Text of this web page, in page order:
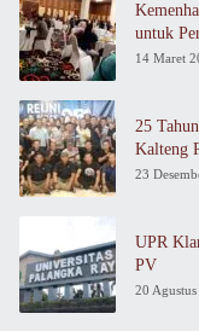
untuk
14 Maret
25
Kalteng
23
UPR
PV
20